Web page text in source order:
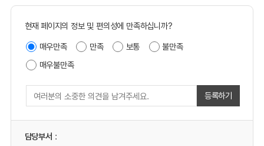
현재 페이지의 정보 및 편의성에 만족하십니까?
매우만족 만족 보통
불만족
매우불만족
등록하기
담당부서 :